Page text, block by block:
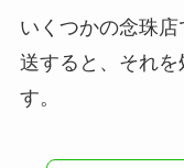
いくつかの念珠
送すると、それ
す。